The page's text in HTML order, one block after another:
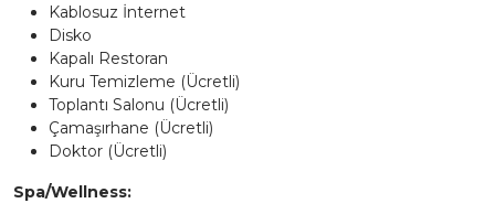
Kablosuz İnternet
Disko
Kapalı Restoran
Kuru Temizleme (Ücretli)
Toplantı Salonu (Ücretli)
Çamaşırhane (Ücretli)
Doktor (Ücretli)
Spa/Wellness: